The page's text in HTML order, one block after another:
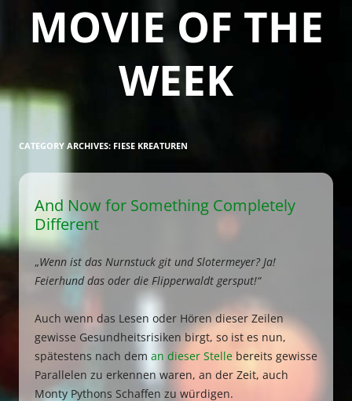
MOVIE OF THE
WEEK
CATEGORY ARCHIVES: FIESE KREATUREN
And Now for Something Completely
Different
„Wenn ist das Nurnstuck git und Slotermeyer? Ja!
Feierhund das oder die Flipperwaldt gersput!“
Auch wenn das Lesen oder Hören dieser Zeilen
gewisse Gesundheitsrisiken birgt, so ist es nun,
spätestens nach dem an dieser Stelle bereits gewisse
Parallelen zu erkennen waren, an der Zeit, auch
Monty Pythons Schaffen zu würdigen.